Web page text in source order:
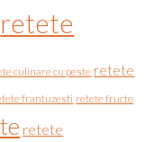
retete
culinare cu peste retete
frantuzesti retete fructe
retete